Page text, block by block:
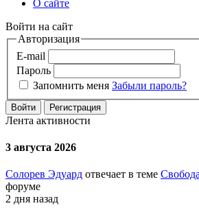
О сайте
Войти на сайт
Авторизация
E-mail
Пароль
Запомнить меня Забыли пароль?
Войти Регистрация
Лента активности
3 августа 2026
Солорев Эдуард отвечает в теме
форуме
2 дня назад